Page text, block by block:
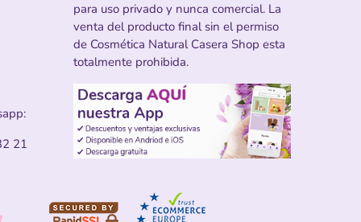
21
para uso privado y nunca comercial. La
venta del producto final sin el permiso
de Cosmética Natural Casera Shop esta
totalmente prohibida.